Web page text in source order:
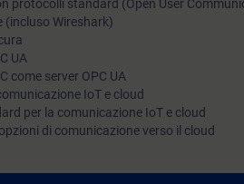
protocolli standard (Open User
(incluso Wireshark)
UA
come server OPC UA
IoT e cloud
per la comunicazione IoT e cloud
di comunicazione verso il cloud